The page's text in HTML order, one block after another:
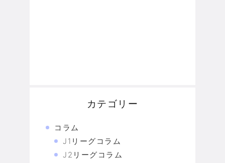
カテゴリー
コラム
J1リーグコラム
J2リーグコラム